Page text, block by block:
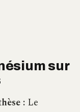
sur
:Le